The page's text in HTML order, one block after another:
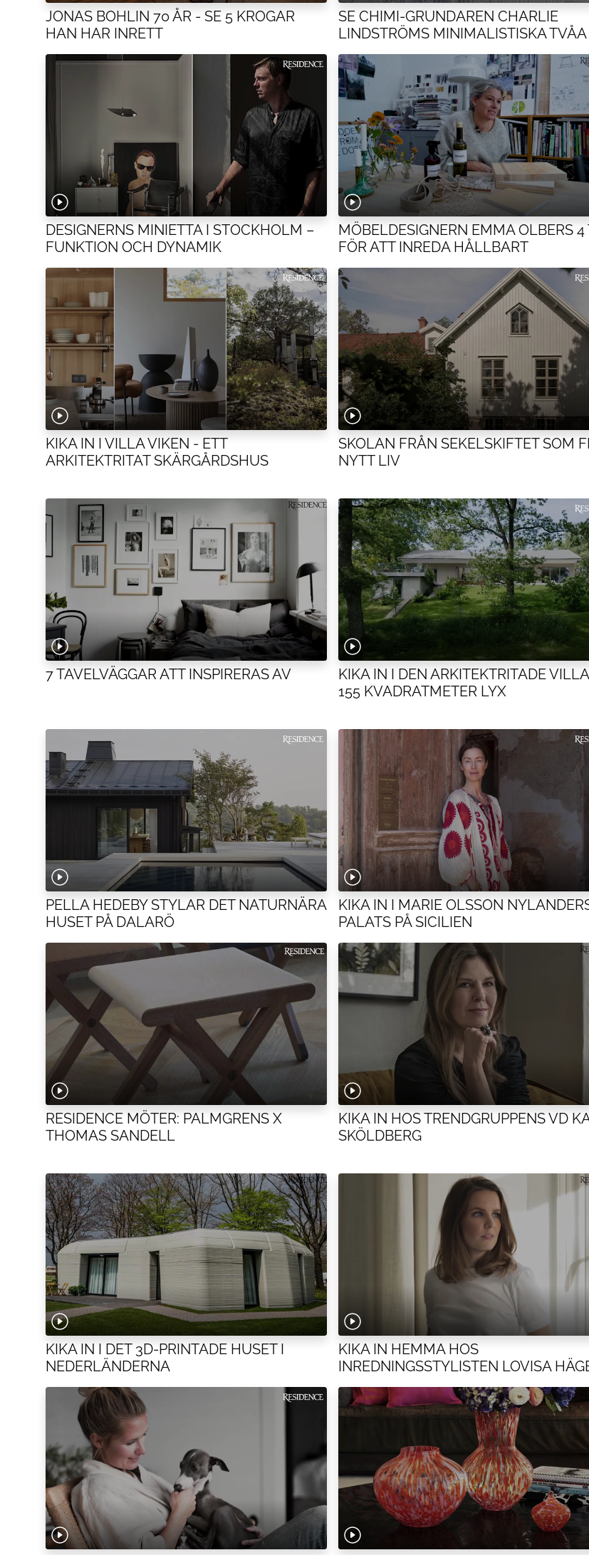
JONAS BOHLIN 70 ÅR - SE 5 KROGAR
HAN HAR INRETT
SE CHIMI-GRUNDAREN CHARLIE
LINDSTRÖMS MINIMALISTISKA TVÅA
DESIGNERNS MINIETTA I STOCKHOLM –
FUNKTION OCH DYNAMIK
MÖBELDESIGNERN EMMA OLBERS 4
FÖR ATT INREDA HÅLLBART
KIKA IN I VILLA VIKEN - ETT
ARKITEKTRITAT SKÄRGÅRDSHUS
SKOLAN FRÅN SEKELSKIFTET SOM
NYTT LIV
7 TAVELVÄGGAR ATT INSPIRERAS AV
KIKA IN I DEN ARKITEKTRITADE
155 KVADRATMETER LYX
PELLA HEDEBY STYLAR DET NATURNÄRA
HUSET PÅ DALARÖ
KIKA IN I MARIE OLSSON
PALATS PÅ SICILIEN
RESIDENCE MÖTER: PALMGRENS X
THOMAS SANDELL
KIKA IN HOS TRENDGRUPPENS VD
SKÖLDBERG
KIKA IN I DET 3D-PRINTADE HUSET I
NEDERLÄNDERNA
KIKA IN HEMMA HOS
INREDNINGSSTYLISTEN LOVISA